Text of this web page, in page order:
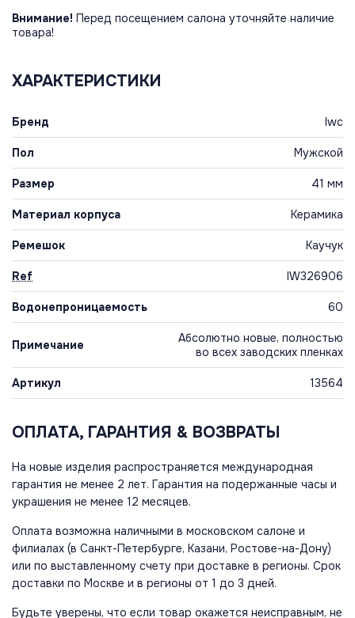
Внимание! Перед посещением салона уточняйте наличие
товара!
ХАРАКТЕРИСТИКИ
Бренд Iwc
Пол Мужской
Размер 41 мм
Материал корпуса Керамика
Ремешок Каучук
Ref IW326906
Водонепроницаемость 60
Примечание
Абсолютно новые, полностью
во всех заводских пленках
Артикул 13564
ОПЛАТА, ГАРАНТИЯ & ВОЗВРАТЫ
На новые изделия распространяется международная
гарантия не менее 2 лет. Гарантия на подержанные часы и
украшения не менее 12 месяцев.
Оплата возможна наличными в московском салоне и
филиалах (в Санкт-Петербурге, Казани, Ростове-на-Дону)
или по выставленному счету при доставке в регионы. Срок
доставки по Москве и в регионы от 1 до 3 дней.
Будьте уверены, что если товар окажется неисправным, не